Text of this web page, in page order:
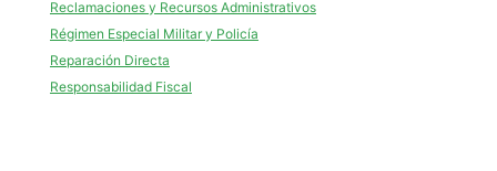
Reclamaciones y Recursos Administrativos
Régimen Especial Militar y Policía
Reparación Directa
Responsabilidad Fiscal